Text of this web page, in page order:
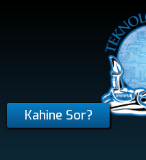
Kahine Sor?